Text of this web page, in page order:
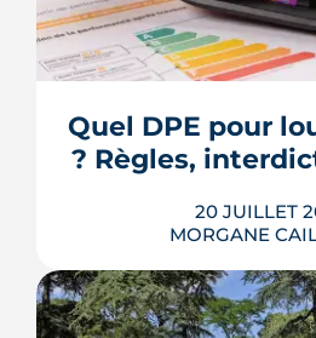
Écoles, base de loisirs,
projets urbains et prix
3e ville de Haute-
LIRE
Quel DPE pour
? Règles,
20 JUILLET
MORGANE